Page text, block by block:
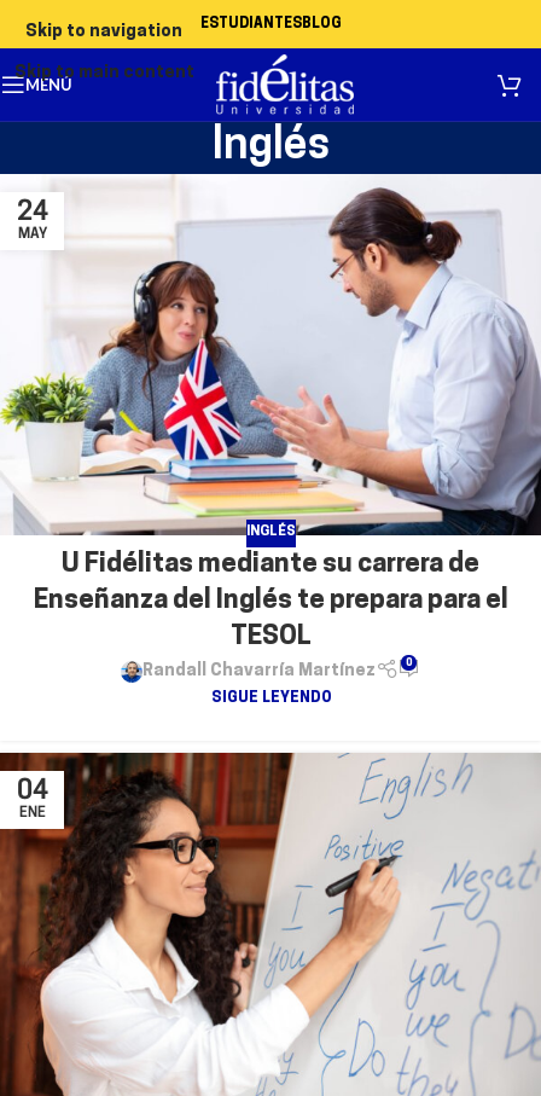
Skip to navigation
Skip to main content
ESTUDIANTESBLOG
MENÚ
Inglés
24
MAY
INGLÉS
U Fidélitas mediante su carrera de
Enseñanza del Inglés te prepara para el
TESOL
Randall Chavarría Martínez 0
SIGUE LEYENDO
04
ENE